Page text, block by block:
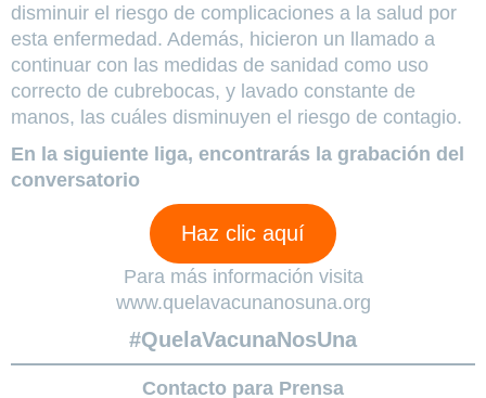
disminuir el riesgo de complicaciones a la salud por
esta enfermedad. Además, hicieron un llamado a
continuar con las medidas de sanidad como uso
correcto de cubrebocas, y lavado constante de
manos, las cuáles disminuyen el riesgo de contagio.
En la siguiente liga, encontrarás la grabación del
conversatorio
Haz clic aquí
Para más información visita
www.quelavacunanosuna.org
#QuelaVacunaNosUna
Contacto para Prensa